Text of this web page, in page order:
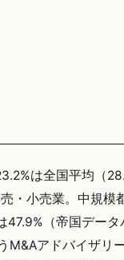
は全国平均（
・小売業。中規模
47.9%（帝国デー
M&Aアドバイザリ